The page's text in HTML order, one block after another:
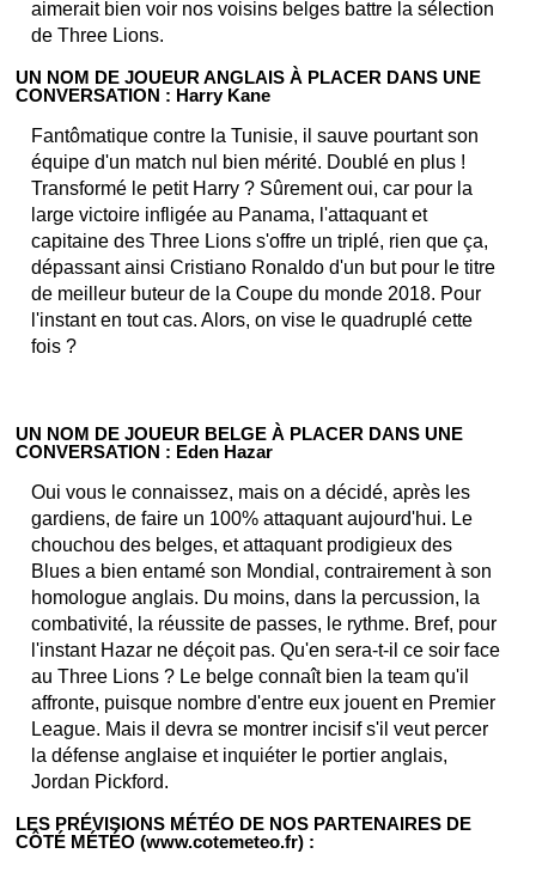
aimerait bien voir nos voisins belges battre la sélection
de Three Lions.
UN NOM DE JOUEUR ANGLAIS À PLACER DANS UNE
CONVERSATION : Harry Kane
Fantômatique contre la Tunisie, il sauve pourtant son
équipe d'un match nul bien mérité. Doublé en plus !
Transformé le petit Harry ? Sûrement oui, car pour la
large victoire infligée au Panama, l'attaquant et
capitaine des Three Lions s'offre un triplé, rien que ça,
dépassant ainsi Cristiano Ronaldo d'un but pour le titre
de meilleur buteur de la Coupe du monde 2018. Pour
l'instant en tout cas. Alors, on vise le quadruplé cette
fois ?
UN NOM DE JOUEUR BELGE À PLACER DANS UNE
CONVERSATION : Eden Hazar
Oui vous le connaissez, mais on a décidé, après les
gardiens, de faire un 100% attaquant aujourd'hui. Le
chouchou des belges, et attaquant prodigieux des
Blues a bien entamé son Mondial, contrairement à son
homologue anglais. Du moins, dans la percussion, la
combativité, la réussite de passes, le rythme. Bref, pour
l'instant Hazar ne déçoit pas. Qu'en sera-t-il ce soir face
au Three Lions ? Le belge connaît bien la team qu'il
affronte, puisque nombre d'entre eux jouent en Premier
League. Mais il devra se montrer incisif s'il veut percer
la défense anglaise et inquiéter le portier anglais,
Jordan Pickford.
LES PRÉVISIONS MÉTÉO DE NOS PARTENAIRES DE
CÔTÉ MÉTÉO (www.cotemeteo.fr) :